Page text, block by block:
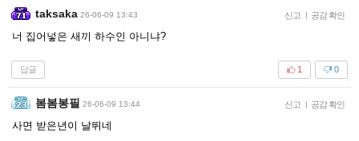
taksaka 26-06-09 13:43 신고 | 공감 확인
너 집어넣은 새끼 하수인 아니냐?
답글 0
1
봄봄봉필 26-06-09 13:44 신고 | 공감 확인
사면 받은년이 날뛰네